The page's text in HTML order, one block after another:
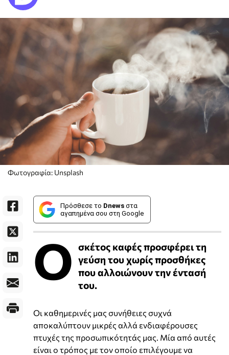
Φωτογραφία: Unsplash
Πρόσθεσε το Dnews στα
αγαπημένα σου στη Google
Ο σκέτος καφές προσφέρει τη
γεύση του χωρίς προσθήκες
που αλλοιώνουν την έντασή
του.
Οι καθημερινές μας συνήθειες συχνά
αποκαλύπτουν μικρές αλλά ενδιαφέρουσες
πτυχές της προσωπικότητάς μας. Μία από αυτές
είναι ο τρόπος με τον οποίο επιλέγουμε να